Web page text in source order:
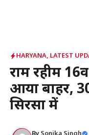
HARYANA, LATEST
राम रहीम
आया बाहर,
सिरसा में